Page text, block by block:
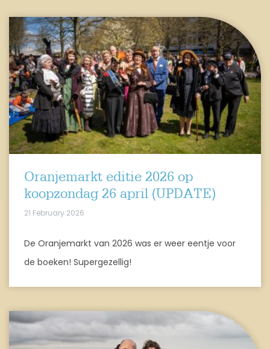
Oranjemarkt editie 2026 op
koopzondag 26 april (UPDATE)
21 February 2026
De Oranjemarkt van 2026 was er weer eentje voor
de boeken! Supergezellig!